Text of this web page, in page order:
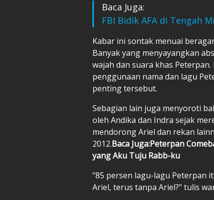
Baca Juga:
FBI Bidik AFA di Tengah
Kabar ini sontak menuai
Banyak yang menyayangkan
wajah dan suara khas
penggunaan nama dan lagu
penting tersebut.
Sebagian lain juga menyoroti
oleh Andika dan Indra sejak
mendorong Ariel dan rekan
2012.Baca Juga:Peterpan
yang Aku Tuju Rabb-ku
"85 persen lagu-lagu Peterpan
Ariel, terus tanpa Ariel?" tulis